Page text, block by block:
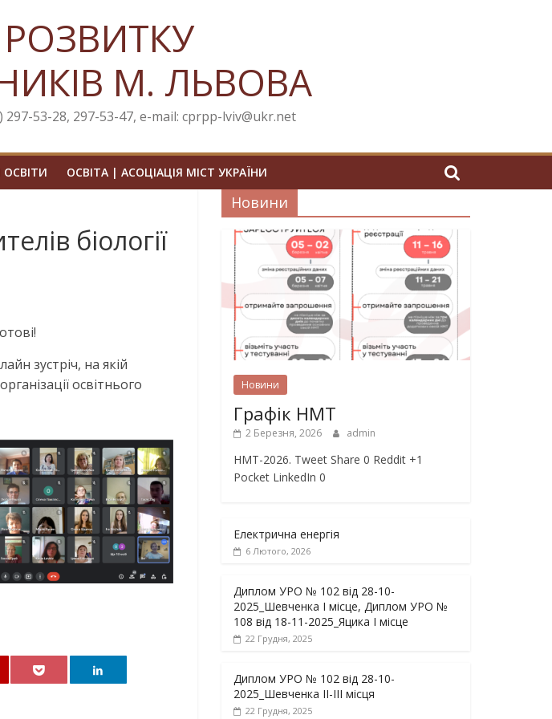
М. ЛЬВОВА
297-53-28, 297-53-47, e-mail: cprpp-lviv@ukr.net
ОСВІТИ ОСВІТА | АСОЦІАЦІЯ МІСТ УКРАЇНИ
біології
зустріч, на якій
освітнього
Новини
Новини
Графік НМТ
2 Березня, 2026 admin
НМТ-2026. Tweet Share 0 Reddit +1
Pocket LinkedIn 0
Електрична енергія
6 Лютого, 2026
Диплом УРО № 102 від 28-10-
2025_Шевченка І місце, Диплом УРО №
108 від 18-11-2025_Яцика І місце
22 Грудня, 2025
Диплом УРО № 102 від 28-10-
2025_Шевченка ІІ-ІІІ місця
22 Грудня, 2025